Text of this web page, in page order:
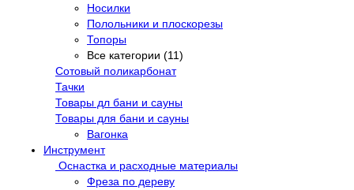
Носилки
Полольники и плоскорезы
Топоры
Все категории (11)
Сотовый поликарбонат
Тачки
Товары дл бани и сауны
Товары для бани и сауны
Вагонка
Инструмент
Оснастка и расходные материалы
Фреза по дереву